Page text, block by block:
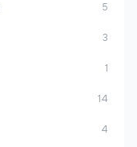
5
3
1
14
4